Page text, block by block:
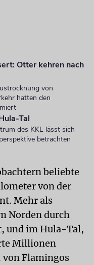
Otter kehren nach
von
hatten den
Tal
des KKL lässt sich
betrachten
beliebte
von der
Mehr als
Norden durch
und im Hula-Tal,
Millionen
Flamingos